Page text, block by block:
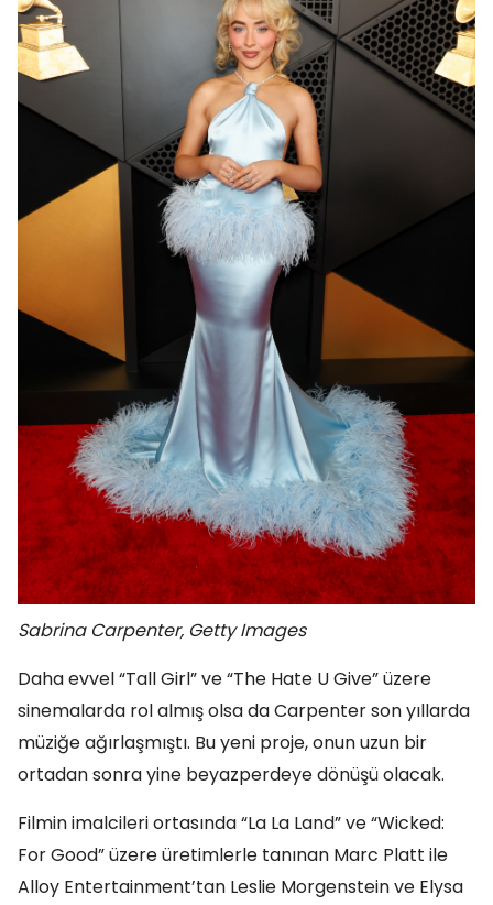
Sabrina Carpenter, Getty Images
Daha evvel “Tall Girl” ve “The Hate U Give” üzere
sinemalarda rol almış olsa da Carpenter son yıllarda
müziğe ağırlaşmıştı. Bu yeni proje, onun uzun bir
ortadan sonra yine beyazperdeye dönüşü olacak.
Filmin imalcileri ortasında “La La Land” ve “Wicked:
For Good” üzere üretimlerle tanınan Marc Platt ile
Alloy Entertainment’tan Leslie Morgenstein ve Elysa